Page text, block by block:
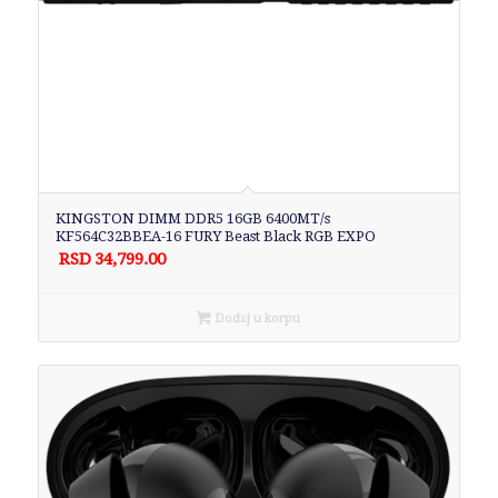
KINGSTON DIMM DDR5 16GB 6400MT/s
KF564C32BBEA-16 FURY Beast Black RGB EXPO
RSD 34,799.00
Dodaj u korpu